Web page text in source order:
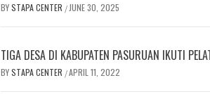
BYSTAPA CENTER /JUNE 30, 2025
TIGA DESA DI KABUPATEN PASURUAN IKUTI
BYSTAPA CENTER /APRIL 11, 2022